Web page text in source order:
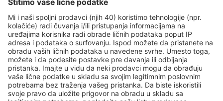
Žao nam je, ne možemo da prikažemo
rezultate
Pokušajte još jednom kad izaberete druge kriterijume